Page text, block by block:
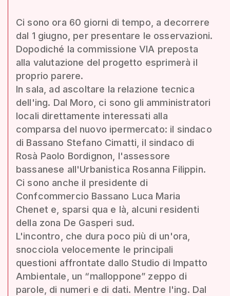
Ci sono ora 60 giorni di tempo, a decorrere
dal 1 giugno, per presentare le osservazioni.
Dopodiché la commissione VIA preposta
alla valutazione del progetto esprimerà il
proprio parere.
In sala, ad ascoltare la relazione tecnica
dell'ing. Dal Moro, ci sono gli amministratori
locali direttamente interessati alla
comparsa del nuovo ipermercato: il sindaco
di Bassano Stefano Cimatti, il sindaco di
Rosà Paolo Bordignon, l'assessore
bassanese all'Urbanistica Rosanna Filippin.
Ci sono anche il presidente di
Confcommercio Bassano Luca Maria
Chenet e, sparsi qua e là, alcuni residenti
della zona De Gasperi sud.
L'incontro, che dura poco più di un'ora,
snocciola velocemente le principali
questioni affrontate dallo Studio di Impatto
Ambientale, un “malloppone” zeppo di
parole, di numeri e di dati. Mentre l'ing. Dal